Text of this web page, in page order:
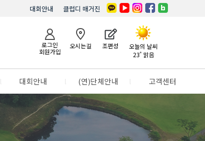
클럽디 매거진
대회안내
로그인
회원가입
오시는길 조편성
오늘의 날씨
23˚ 맑음
대회안내 (연)단체안내 고객센터